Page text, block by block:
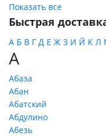
Показать все
Быстрая
А Б В Г Д Е Ж З И Й К Л
А
Абаза
Абан
Абатский
Абдулино
Абезь